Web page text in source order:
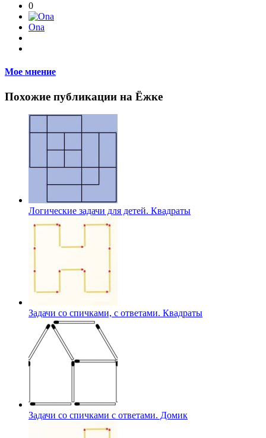
0
Ona
Мое мнение
Похожие публикации на Ёжке
Логические задачи для детей. Квадраты
Задачи со спичками, с ответами. Квадраты
Задачи со спичками с ответами. Домик